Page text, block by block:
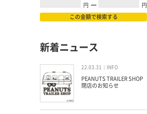
円 ━ 円
この金額で検索する
新着ニュース
22.03.31 INFO
PEANUTS TRAILER SHOP
閉店のお知らせ